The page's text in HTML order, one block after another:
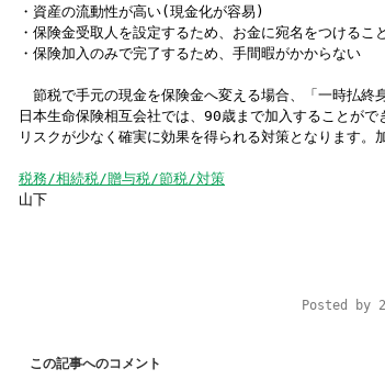
・資産の流動性が高い(現金化が容易)
・保険金受取人を設定するため、お金に宛名をつけるこ
・保険加入のみで完了するため、手間暇がかからない
節税で手元の現金を保険金へ変える場合、「一時払終
日本生命保険相互会社では、90歳まで加入することがで
リスクが少なく確実に効果を得られる対策となります。
税務/相続税/贈与税/節税/対策
山下
Posted by
この記事へのコメント